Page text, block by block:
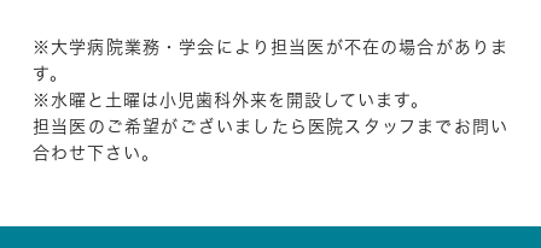
※大学病院業務・学会により担当医が不在の場合がありま
す。
※水曜と土曜は小児歯科外来を開設しています。
担当医のご希望がございましたら医院スタッフまでお問い
合わせ下さい。